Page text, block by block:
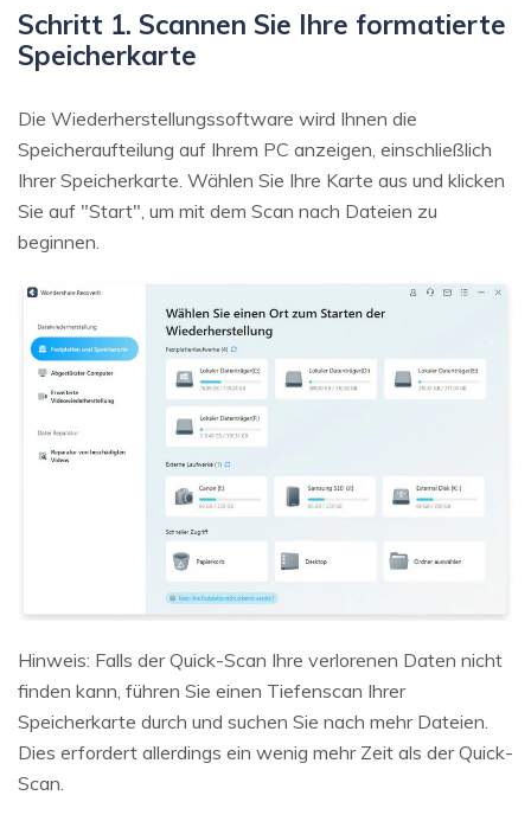
Schritt 1. Scannen Sie Ihre formatierte
Speicherkarte
Die Wiederherstellungssoftware wird Ihnen die
Speicheraufteilung auf Ihrem PC anzeigen, einschließlich
Ihrer Speicherkarte. Wählen Sie Ihre Karte aus und klicken
Sie auf "Start", um mit dem Scan nach Dateien zu
beginnen.
Hinweis: Falls der Quick-Scan Ihre verlorenen Daten nicht
finden kann, führen Sie einen Tiefenscan Ihrer
Speicherkarte durch und suchen Sie nach mehr Dateien.
Dies erfordert allerdings ein wenig mehr Zeit als der Quick-
Scan.